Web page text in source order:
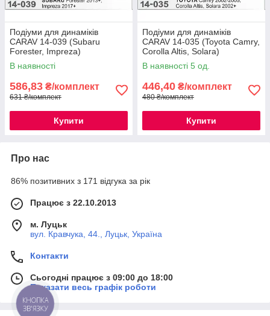
Подіуми для динаміків
CARAV 14-039 (Subaru
Forester, Impreza)
В наявності
586,83 ₴/комплект
631 ₴/комплект
Купити
Подіуми для динаміків
CARAV 14-035 (Toyota Camry,
Corolla Altis, Solara)
В наявності 5 од.
446,40 ₴/комплект
480 ₴/комплект
Купити
Про нас
86% позитивних з 171 відгука за рік
Працює з 22.10.2013
м. Луцьк
вул. Кравчука, 44., Луцьк, Україна
Контакти
Сьогодні працює з 09:00 до 18:00
Показати весь графік роботи
КНОПКА
ЗВ'ЯЗКУ